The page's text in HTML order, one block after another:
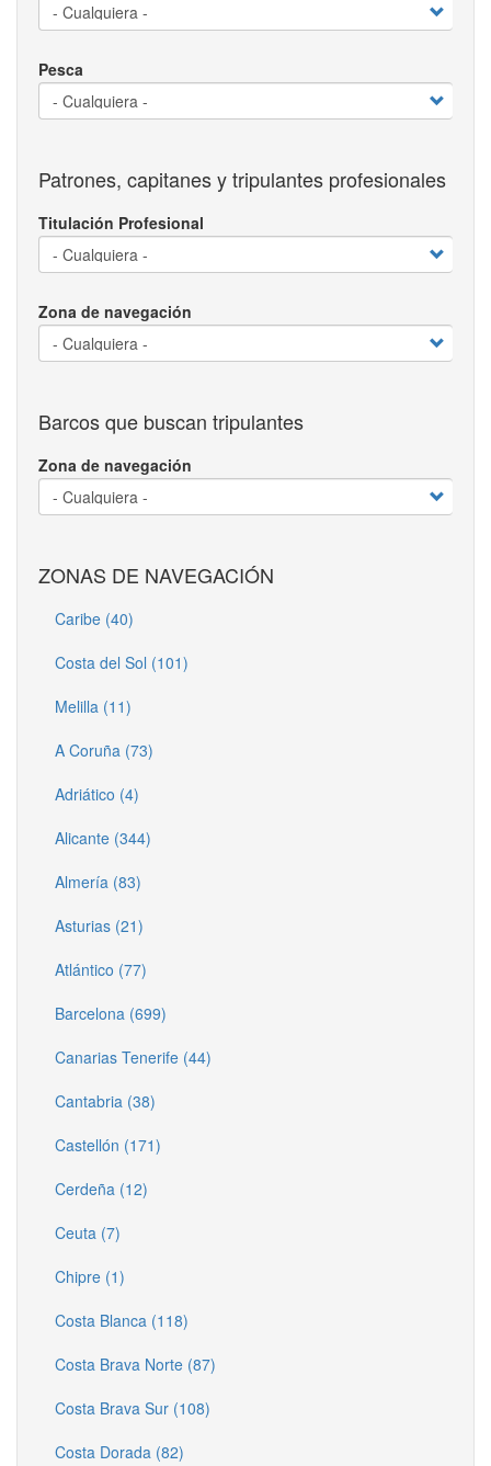
Pesca
Patrones, capitanes y tripulantes profesionales
Titulación Profesional
Zona de navegación
Barcos que buscan tripulantes
Zona de navegación
ZONAS DE NAVEGACIÓN
Caribe (40)
Costa del Sol (101)
Melilla (11)
A Coruña (73)
Adriático (4)
Alicante (344)
Almería (83)
Asturias (21)
Atlántico (77)
Barcelona (699)
Canarias Tenerife (44)
Cantabria (38)
Castellón (171)
Cerdeña (12)
Ceuta (7)
Chipre (1)
Costa Blanca (118)
Costa Brava Norte (87)
Costa Brava Sur (108)
Costa Dorada (82)